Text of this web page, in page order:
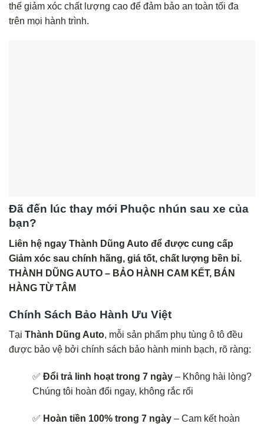
thế giảm xóc chất lượng cao để đảm bảo an toàn tối đa
trên mọi hành trình.
Đã đến lúc thay mới Phuộc nhún sau xe của
bạn?
Liên hệ ngay Thành Dũng Auto để được cung cấp
Giảm xóc sau chính hãng, giá tốt, chất lượng bền bỉ.
THÀNH DŨNG AUTO – BẢO HÀNH CAM KẾT, BÁN
HÀNG TỪ TÂM
Chính Sách Bảo Hành Ưu Việt
Tại Thành Dũng Auto, mỗi sản phẩm phụ tùng ô tô đều
được bảo vệ bởi chính sách bảo hành minh bạch, rõ ràng:
✅ Đổi trả linh hoạt trong 7 ngày – Không hài lòng?
Chúng tôi hoàn đổi ngay, không rắc rối
✅ Hoàn tiền 100% trong 7 ngày – Cam kết hoàn